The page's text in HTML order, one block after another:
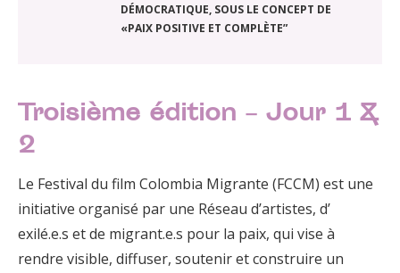
DÉMOCRATIQUE, SOUS LE CONCEPT DE
«PAIX POSITIVE ET COMPLÈTE”
Troisième édition – Jour 1 &
2
Le Festival du film Colombia Migrante (FCCM) est une
initiative organisé par une Réseau d’artistes, d’
exilé.e.s et de migrant.e.s pour la paix, qui vise à
rendre visible, diffuser, soutenir et construire un